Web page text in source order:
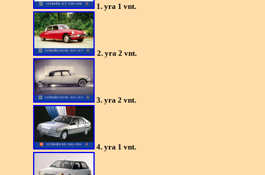
1. yra 1 vnt.
2. yra 2 vnt.
3. yra 2 vnt.
4. yra 1 vnt.